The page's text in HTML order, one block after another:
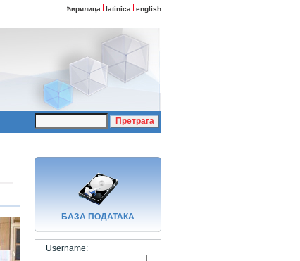
ћирилица latinica english
БАЗA ПОДАТАКА
Username: